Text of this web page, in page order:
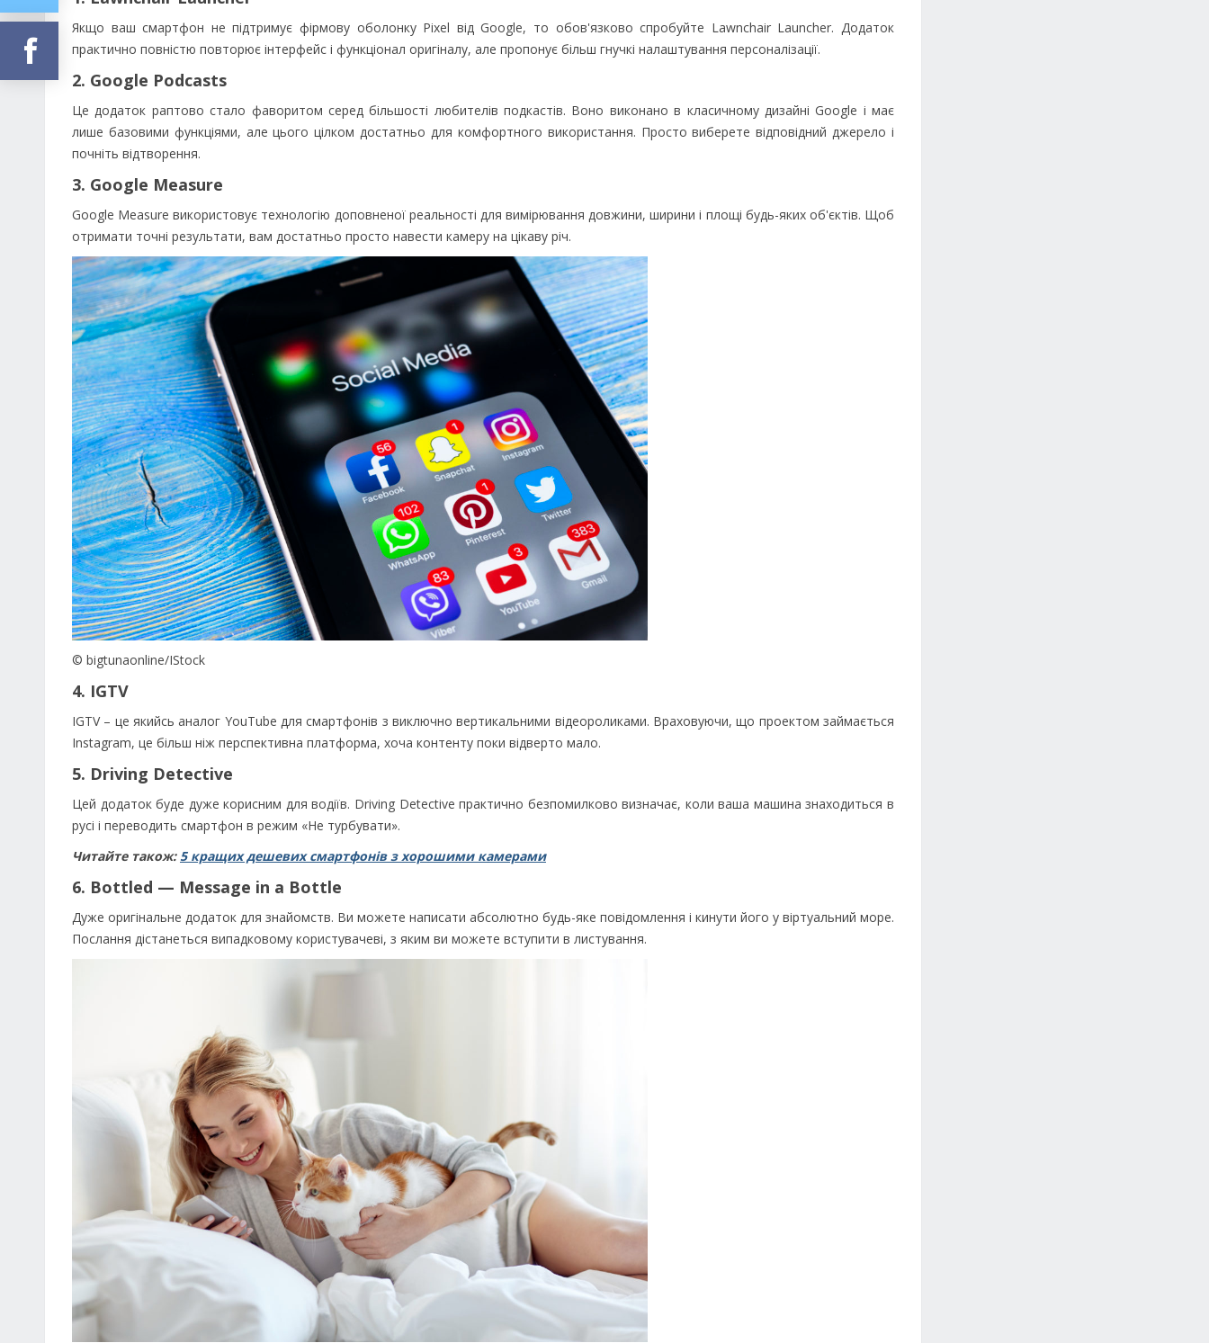
Якщо ваш смартфон не підтримує фірмову оболонку Pixel від Google, то обов'язково спробуйте Lawnchair Launcher. Додаток
практично повністю повторює інтерфейс і функціонал оригіналу, але пропонує більш гнучкі налаштування персоналізації.
2. Google Podcasts
Це додаток раптово стало фаворитом серед більшості любителів подкастів. Воно виконано в класичному дизайні Google і має
лише базовими функціями, але цього цілком достатньо для комфортного використання. Просто виберете відповідний джерело і
почніть відтворення.
3. Google Measure
Google Measure використовує технологію доповненої реальності для вимірювання довжини, ширини і площі будь-яких об'єктів. Щоб
отримати точні результати, вам достатньо просто навести камеру на цікаву річ.
© bigtunaonline/IStock
4. IGTV
IGTV – це якийсь аналог YouTube для смартфонів з виключно вертикальними відеороликами. Враховуючи, що проектом займається
Instagram, це більш ніж перспективна платформа, хоча контенту поки відверто мало.
5. Driving Detective
Цей додаток буде дуже корисним для водіїв. Driving Detective практично безпомилково визначає, коли ваша машина знаходиться в
русі і переводить смартфон в режим «Не турбувати».
Читайте також: 5 кращих дешевих смартфонів з хорошими камерами
6. Bottled — Message in a Bottle
Дуже оригінальне додаток для знайомств. Ви можете написати абсолютно будь-яке повідомлення і кинути його у віртуальний море.
Послання дістанеться випадковому користувачеві, з яким ви можете вступити в листування.